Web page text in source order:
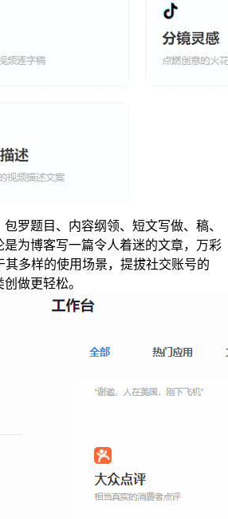
罗题目、内容纲领、短文写做、稿、
是为博客写一篇令人着迷的文章，万彩
多样的使用场景，提拔社交账号的
做更轻松。